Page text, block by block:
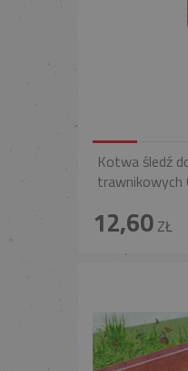
Kotwa śledź
trawnikowych
12,60ZŁ